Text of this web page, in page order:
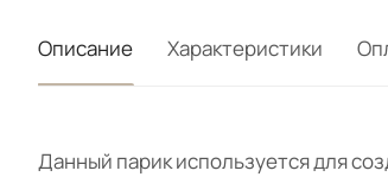
Описание Характеристики
Данный парик используется для